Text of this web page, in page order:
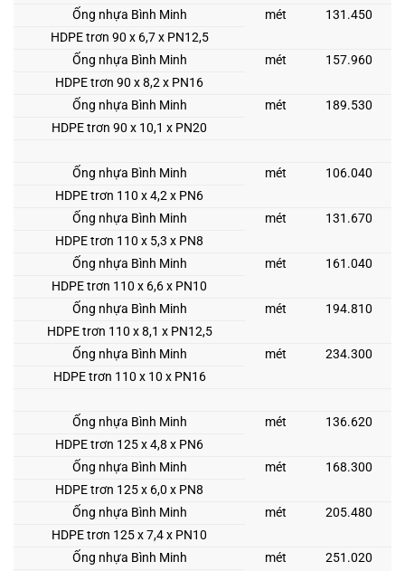
Ống nhựa Bình Minh
mét
131.450
HDPE trơn 90 x 6,7 x PN12,5
Ống nhựa Bình Minh
mét
157.960
HDPE trơn 90 x 8,2 x PN16
Ống nhựa Bình Minh
mét
189.530
HDPE trơn 90 x 10,1 x PN20
Ống nhựa Bình Minh mét
106.040
HDPE trơn 110 x 4,2 x PN6
Ống nhựa Bình Minh
mét
131.670
HDPE trơn 110 x 5,3 x PN8
Ống nhựa Bình Minh
mét
161.040
HDPE trơn 110 x 6,6 x PN10
Ống nhựa Bình Minh
mét
194.810
HDPE trơn 110 x 8,1 x PN12,5
Ống nhựa Bình Minh
mét
234.300
HDPE trơn 110 x 10 x PN16
Ống nhựa Bình Minh mét
136.620
HDPE trơn 125 x 4,8 x PN6
Ống nhựa Bình Minh
mét
168.300
HDPE trơn 125 x 6,0 x PN8
Ống nhựa Bình Minh
mét
205.480
HDPE trơn 125 x 7,4 x PN10
Ống nhựa Bình Minh
mét
251.020